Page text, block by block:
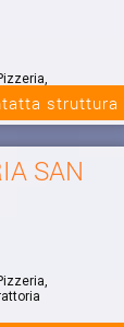
struttura
SAN